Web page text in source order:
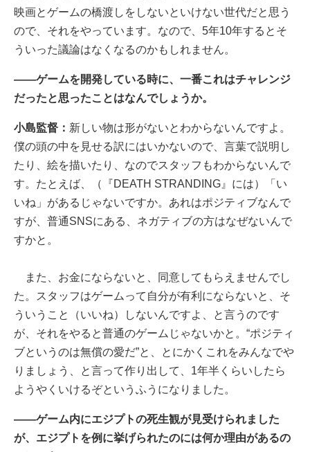
映画とゲームの橋渡しをしないといけない世代だと思う
ので、それをやっています。なので、5年10年するとそ
ういった議論はなくなるのかもしれません。
――ゲームを開発している時に、一番これはチャレンジ
だったと思ったことはなんでしょうか。
小島監督： 新しい物は形がないとわからないんですよ。
僕の頭の中を見せる訳にはいかないので、言葉で説明し
たり、絵を描いたり、なのでスタッフもわからないんで
す。たとえば、（『DEATH STRANDING』には）「い
いね」があるじゃないですか。あれはポジティブなんで
すが、普通SNSにある、ネガティブの方はなぜないんで
すかと。
また、お金にならないと、同意してもらえませんでし
た。スタッフはゲームって自分が有利にならないと、そ
ういうこと（いいね）しないんですよ、と言うのです
が、それをやると普通のゲームじゃないかと。“ポジティ
ブというのは無償の愛だ”と、とにかくこれをみんなでや
りましょう、と言って作り出して、1年半くらいしたら
ようやくいけるぞというふうになりました。
――ゲーム内にエジプトの死生観が見受けられました
が、エジプトを例に挙げられたのには何か理由があるの